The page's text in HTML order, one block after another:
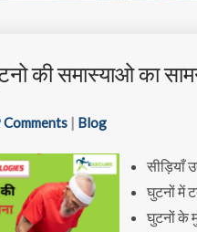
की समास्याओ का
Comments | Blog
सीड़ियाँ
घुटनों में
घुटनों के